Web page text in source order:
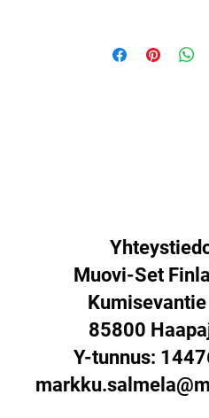
Muovi-Set
85800
Y-tunnus: